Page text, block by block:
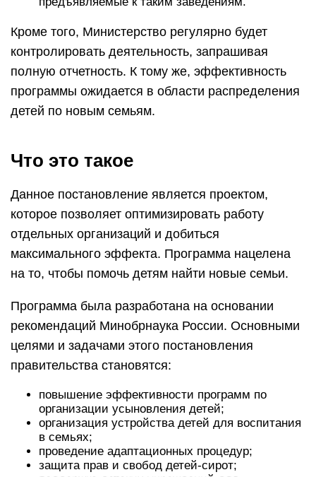
Кроме того, Министерство регулярно будет
контролировать деятельность, запрашивая
полную отчетность. К тому же, эффективность
программы ожидается в области распределения
детей по новым семьям.
Что это такое
Данное постановление является проектом,
которое позволяет оптимизировать работу
отдельных организаций и добиться
максимального эффекта. Программа нацелена
на то, чтобы помочь детям найти новые семьи.
Программа была разработана на основании
рекомендаций Минобрнаука России. Основными
целями и задачами этого постановления
правительства становятся:
повышение эффективности программ по
организации усыновления детей;
организация устройства детей для воспитания
в семьях;
проведение адаптационных процедур;
защита прав и свобод детей-сирот;